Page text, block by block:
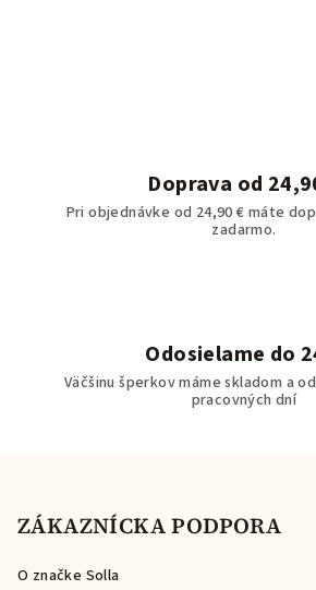
Doprava od
Pri objednávke od 24,90 € máte
zadarmo.
Odosielame do
Väčšinu šperkov máme skladom a
pracovných dní
ZÁKAZNÍCKA PODPORA
O značke Solla